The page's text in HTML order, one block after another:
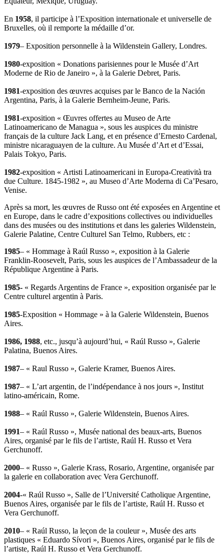
En 1958, il participe à l’Exposition internationale et universelle de
Bruxelles, où il remporte la médaille d’or.
1979– Exposition personnelle à la Wildenstein Gallery, Londres.
1980-exposition « Donations parisiennes pour le Musée d’Art
Moderne de Rio de Janeiro », à la Galerie Debret, Paris.
1981-exposition des œuvres acquises par le Banco de la Nación
Argentina, Paris, à la Galerie Bernheim-Jeune, Paris.
1981-exposition « Œuvres offertes au Museo de Arte
Latinoamericano de Managua », sous les auspices du ministre
français de la culture Jack Lang, et en présence d’Ernesto Cardenal,
ministre nicaraguayen de la culture. Au Musée d’Art et d’Essai,
Palais Tokyo, Paris.
1982-exposition « Artisti Latinoamericani in Europa-Creatività tra
due Culture. 1845-1982 », au Museo d’Arte Moderna di Ca’Pesaro,
Venise.
Après sa mort, les œuvres de Russo ont été exposées en Argentine et
en Europe, dans le cadre d’expositions collectives ou individuelles
dans des musées ou des institutions et dans les galeries Wildenstein,
Galerie Palatine, Centre Culturel San Telmo, Rubbers, etc :
1985– « Hommage à Raúl Russo », exposition à la Galerie
Franklin-Roosevelt, Paris, sous les auspices de l’Ambassadeur de la
République Argentine à Paris.
1985- « Regards Argentins de France », exposition organisée par le
Centre culturel argentin à Paris.
1985-Exposition « Hommage » à la Galerie Wildenstein, Buenos
Aires.
1986, 1988, etc., jusqu’à aujourd’hui, « Raúl Russo », Galerie
Palatina, Buenos Aires.
1987– « Raul Russo », Galerie Kramer, Buenos Aires.
1987– « L’art argentin, de l’indépendance à nos jours », Institut
latino-américain, Rome.
1988– « Raúl Russo », Galerie Wildenstein, Buenos Aires.
1991– « Raúl Russo », Musée national des beaux-arts, Buenos
Aires, organisé par le fils de l’artiste, Raúl H. Russo et Vera
Gerchunoff.
2000– « Russo », Galerie Krass, Rosario, Argentine, organisée par
la galerie en collaboration avec Vera Gerchunoff.
2004-« Raúl Russo », Salle de l’Université Catholique Argentine,
Buenos Aires, organisée par le fils de l’artiste, Raúl H. Russo et
Vera Gerchunoff.
2010– « Raúl Russo, la leçon de la couleur », Musée des arts
plastiques « Eduardo Sívori », Buenos Aires, organisé par le fils de
l’artiste, Raúl H. Russo et Vera Gerchunoff.